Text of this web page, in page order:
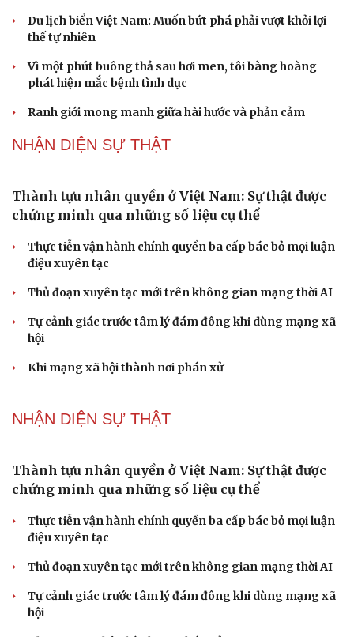
Du lịch biển Việt Nam: Muốn bứt phá phải vượt khỏi lợi
thế tự nhiên
Vì một phút buông thả sau hơi men, tôi bàng hoàng
phát hiện mắc bệnh tình dục
Ranh giới mong manh giữa hài hước và phản cảm
NHẬN DIỆN SỰ THẬT
Thành tựu nhân quyền ở Việt Nam: Sự thật được
chứng minh qua những số liệu cụ thể
Thực tiễn vận hành chính quyền ba cấp bác bỏ mọi luận
điệu xuyên tạc
Thủ đoạn xuyên tạc mới trên không gian mạng thời AI
Tự cảnh giác trước tâm lý đám đông khi dùng mạng xã
hội
Khi mạng xã hội thành nơi phán xử
NHẬN DIỆN SỰ THẬT
Thành tựu nhân quyền ở Việt Nam: Sự thật được
chứng minh qua những số liệu cụ thể
Thực tiễn vận hành chính quyền ba cấp bác bỏ mọi luận
điệu xuyên tạc
Thủ đoạn xuyên tạc mới trên không gian mạng thời AI
Tự cảnh giác trước tâm lý đám đông khi dùng mạng xã
hội